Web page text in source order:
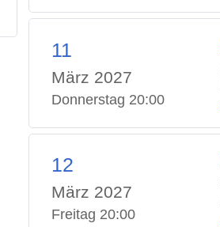
11
März 2027
Donnerstag 20:00
12
März 2027
Freitag 20:00